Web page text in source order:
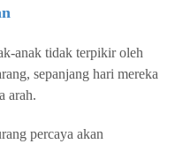
anak tidak terpikir oleh
sepanjang hari mereka
arah.
percaya akan